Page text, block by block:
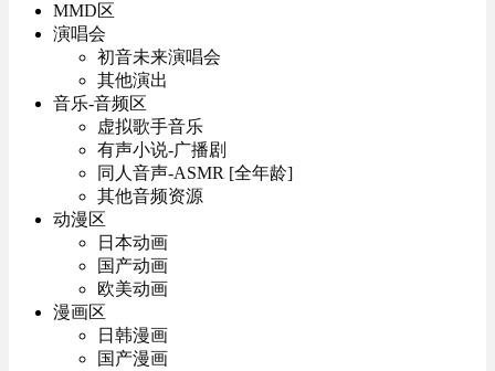
MMD区
演唱会
初音未来演唱会
其他演出
音乐-音频区
虚拟歌手音乐
有声小说-广播剧
同人音声-ASMR [全年龄]
其他音频资源
动漫区
日本动画
国产动画
欧美动画
漫画区
日韩漫画
国产漫画